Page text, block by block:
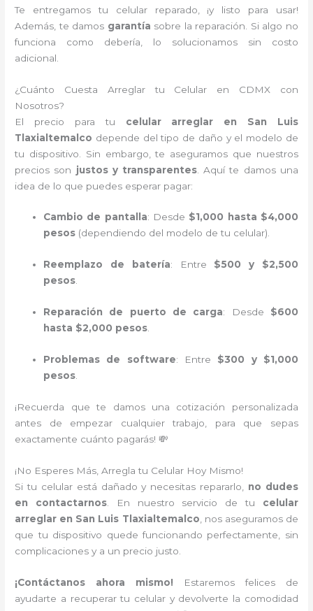
Te entregamos tu celular reparado, ¡y listo para usar!
Además, te damos garantía sobre la reparación. Si algo no
funciona como debería, lo solucionamos sin costo
adicional.
¿Cuánto Cuesta Arreglar tu Celular en CDMX con
Nosotros?
El precio para tu celular arreglar en San Luis
Tlaxialtemalco depende del tipo de daño y el modelo de
tu dispositivo. Sin embargo, te aseguramos que nuestros
precios son justos y transparentes . Aquí te damos una
idea de lo que puedes esperar pagar:
Cambio de pantalla: Desde $1,000 hasta $4,000
pesos (dependiendo del modelo de tu celular).
Reemplazo de batería: Entre $500 y $2,500
pesos.
Reparación de puerto de carga: Desde $600
hasta $2,000 pesos
Problemas de software: Entre $300 y $1,000
pesos
¡Recuerda que te damos una cotización personalizada
antes de empezar cualquier trabajo, para que sepas
exactamente cuánto pagarás! 💸
¡No Esperes Más, Arregla tu Celular Hoy Mismo!
Si tu celular está dañado y necesitas repararlo, no dudes
en contactarnos. En nuestro servicio de tu celular
arreglar en San Luis Tlaxialtemalco , nos aseguramos de
que tu dispositivo quede funcionando perfectamente, sin
complicaciones y a un precio justo.
¡Contáctanos ahora mismo! Estaremos felices de
ayudarte a recuperar tu celular y devolverte la comodidad